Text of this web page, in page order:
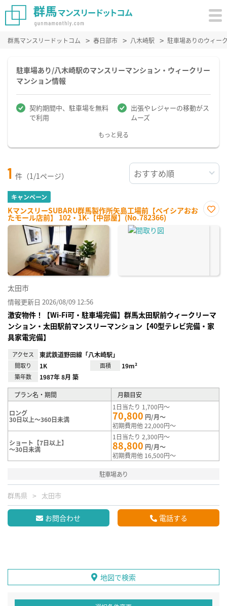
群馬マンスリードットコム 春日部市 八木崎駅 駐車場ありのウィー
駐車場あり/八木崎駅のマンスリーマンション・ウィークリー
マンション情報
契約期間中、駐車場を無料
で利用
出張やレジャーの移動がス
ムーズ
もっと見る
1 件（1/1ページ）
キャンペーン
KマンスリーSUBARU群馬製作所矢島工場前【ベイシアおお
たモール店前】 102・1K-【中部屋】(No.782366)
に入
太田市
情報更新日 2026/08/09 12:56
激安物件！【Wi-Fi可・駐車場完備】群馬太田駅前ウィークリーマ
ンション・太田駅前マンスリーマンション【40型テレビ完備・家
具家電完備】
アクセス 東武鉄道野田線「八木崎駅」
間取り 1K 面積 19m²
築年数 1987年 8月 築
プラン名・期間 月額目安
ロング
30日以上～360日未満
1日当たり 1,700円～
70,800 円/月～
初期費用他 22,000円～
ショート【7日以上】
～30日未満
1日当たり 2,300円～
88,800 円/月～
初期費用他 16,500円～
駐車場あり
群馬県 太田市
お問合わせ 電話する
地図で検索